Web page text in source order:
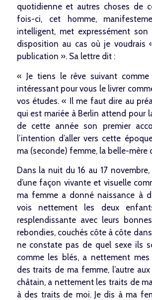
quotidienne et autres choses de
fois-ci, cet homme,
intelligent, met expressément
disposition au cas où je voudrais
publication ». Sa lettre dit :
« Je tiens le rêve suivant
intéressant pour vous le livrer
vos études. « Il me faut dire au
qui est mariée à Berlin attend pour
de cette année son premier
l’intention d’aller vers cette
ma (seconde) femme, la belle-mère
Dans la nuit du 16 au 17
d’une façon vivante et visuelle
ma femme a donné naissance à
vois nettement les deux
resplendissante avec leurs
rebondies, couchés côte à côte
ne constate pas de quel sexe ils
comme les blés, a nettement
des traits de ma femme, l’autre
châtain, a nettement les traits de
à des traits de moi. Je dis à ma